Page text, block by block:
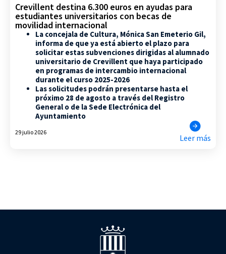
Crevillent destina 6.300 euros en ayudas para
estudiantes universitarios con becas de
movilidad internacional
La concejala de Cultura, Mónica San Emeterio Gil,
informa de que ya está abierto el plazo para
solicitar estas subvenciones dirigidas al alumnado
universitario de Crevillent que haya participado
en programas de intercambio internacional
durante el curso 2025-2026
Las solicitudes podrán presentarse hasta el
próximo 28 de agosto a través del Registro
General o de la Sede Electrónica del
Ayuntamiento
29 julio 2026
Leer más